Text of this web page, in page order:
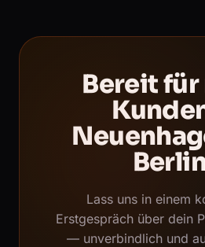
Bereit
Lass uns in einem
Erstgespräch über dein
— unverbindlich und